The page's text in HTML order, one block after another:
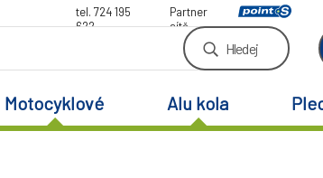
tel. 724 195
622
Partner
sítě
Hledej
Motocyklové Alu kola